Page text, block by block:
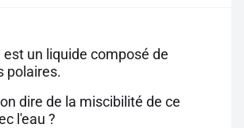
profiter de 10 contenus offerts.
un liquide composé de
polaires.
dire de la miscibilité de ce
l'eau ?